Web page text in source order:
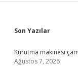
Sidebar
Son Yazılar
Kurutma makinesi
Ağustos 7, 2026